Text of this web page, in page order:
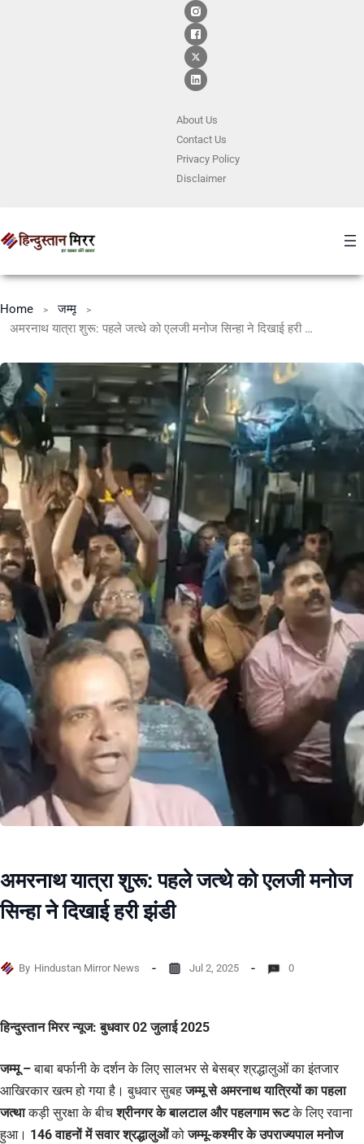
About Us
ContactUs
Privacy Policy
Disclaimer
Home
जम्मू
अमरनाथ यात्रा शुरू: पहले जत्थे को एलजी मनोज सिन्हा ने दिखाई हरी झंडी
अमरनाथ यात्रा शुरू: पहले जत्थे को एलजी मनोज
सिन्हा ने दिखाई हरी झंडी
By Hindustan Mirror News Jul 2, 2025 0
हिन्दुस्तान मिरर न्यूज: बुधवार 02 जुलाई 2025
जम्मू –बाबा बर्फानी के दर्शन के लिए सालभर से बेसब्र श्रद्धालुओं का इंतजार
आखिरकार खत्म हो गया है। बुधवार सुबहजम्मू से अमरनाथ यात्रियों का पहला
जत्थाकड़ी सुरक्षा के बीचश्रीनगर के बालटाल और पहलगाम रूटके लिए रवाना
हुआ। 146 वाहनों में सवार श्रद्धालुओंकोजम्मू-कश्मीर के उपराज्यपाल मनोज